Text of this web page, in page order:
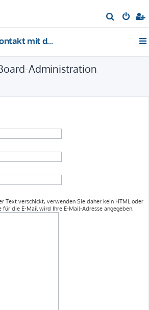
u
Kontakt mit der Board-Administration aufnehmen
Administration
Text verschickt, verwenden Sie daher kein HTML oder
für die E-Mail wird Ihre E-Mail-Adresse angegeben.